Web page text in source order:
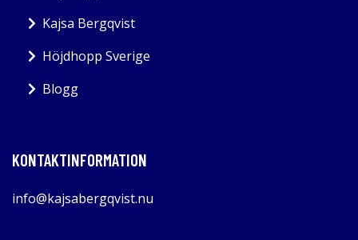
Kajsa Bergqvist
Höjdhopp Sverige
Blogg
KONTAKTINFORMATION
info@kajsabergqvist.nu